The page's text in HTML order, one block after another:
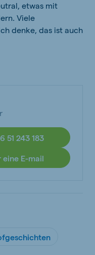
etwas mit
Viele
denke, das ist auch
51 243 183
E-mail